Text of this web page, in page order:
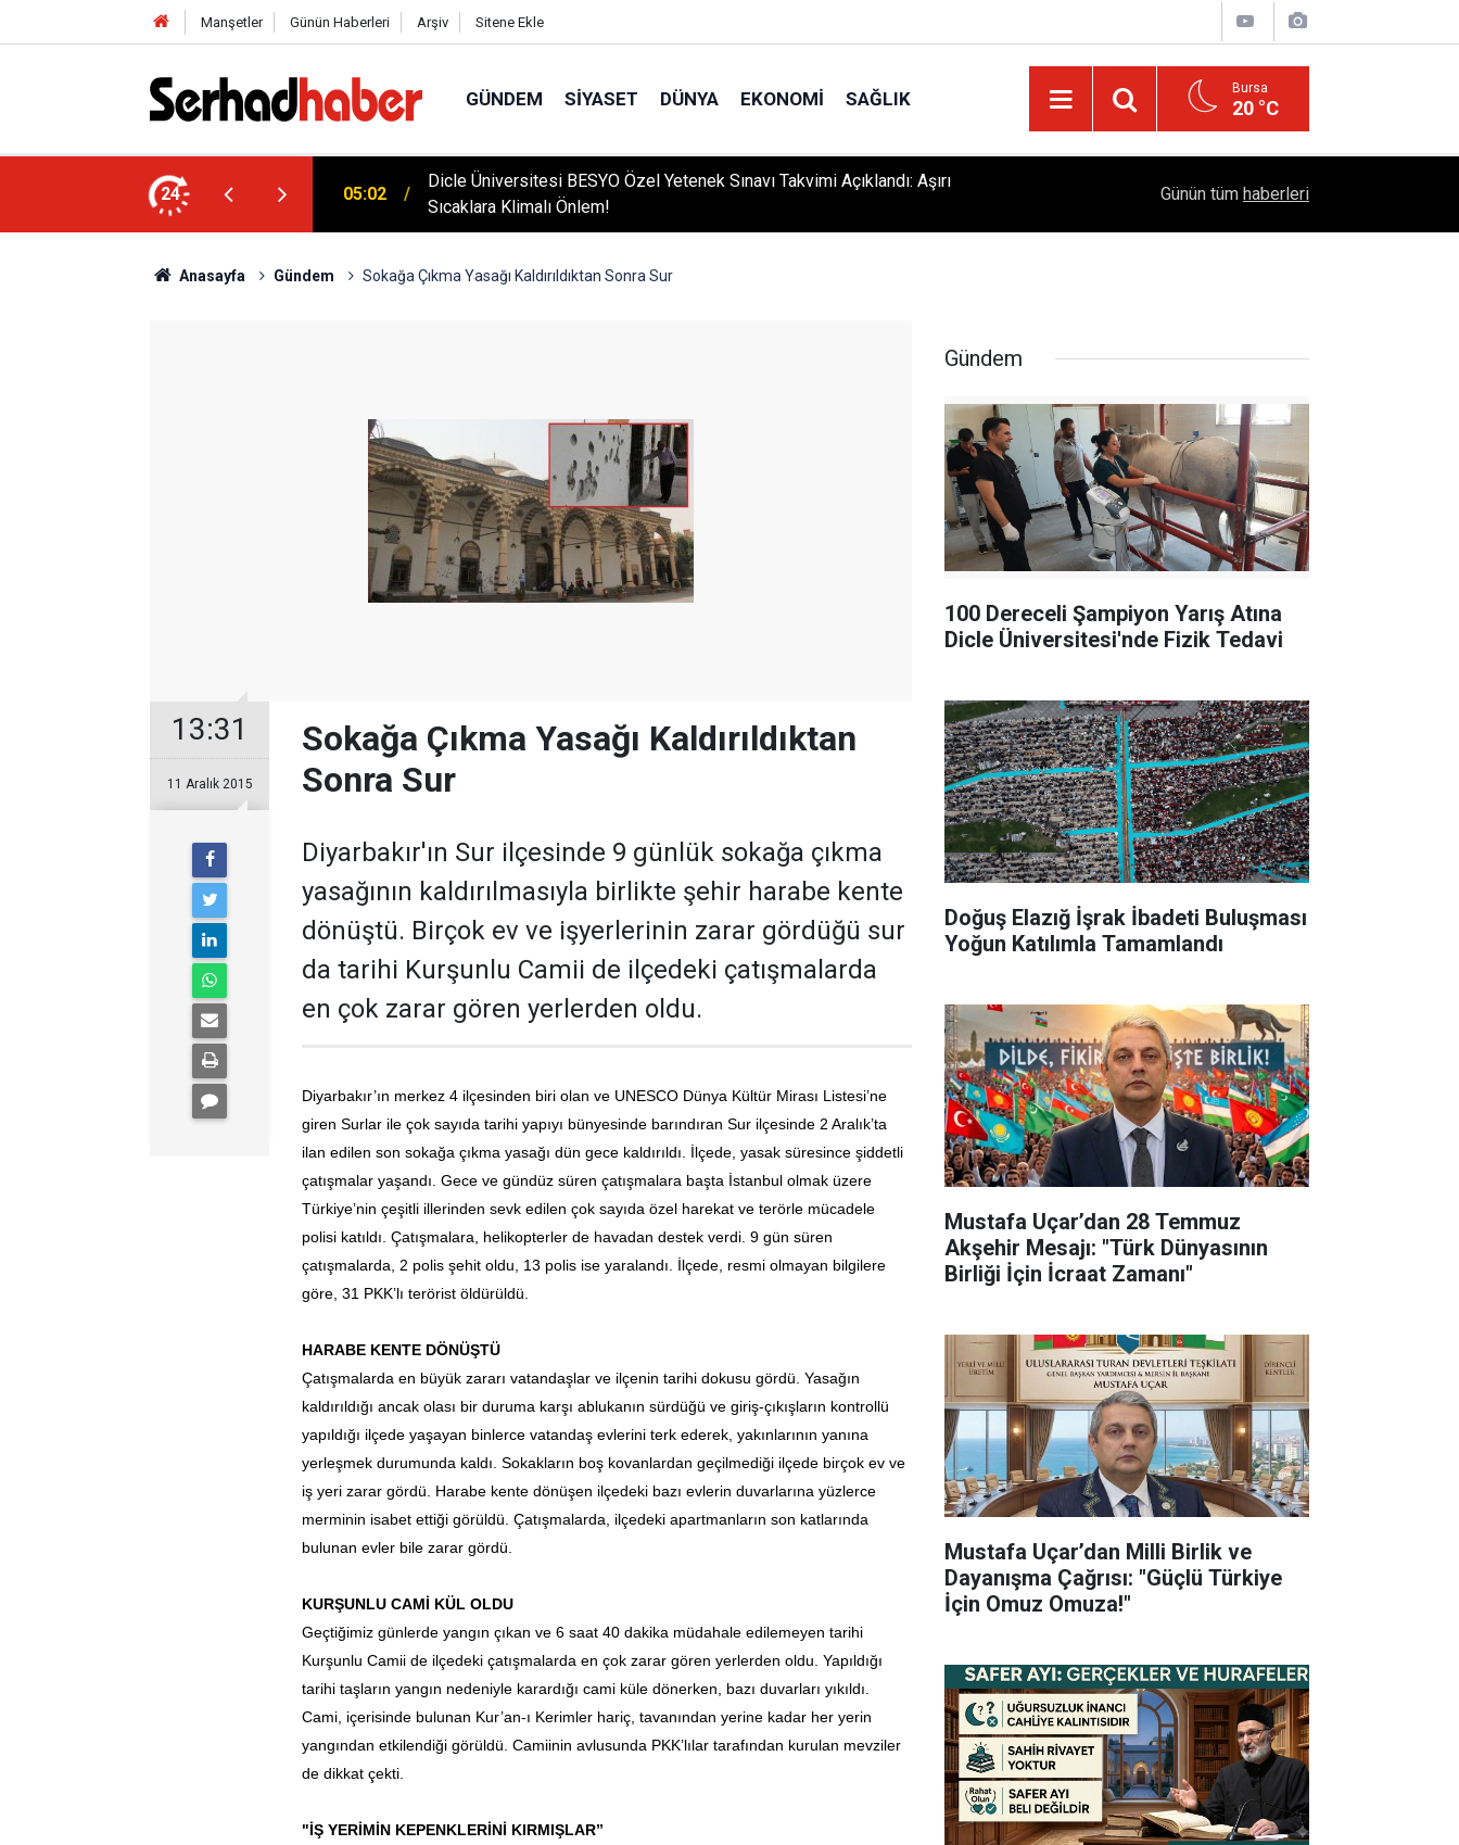
Manşetler Günün Haberleri Arşiv Sitene Ekle
GÜNDEM SIYASET DÜNYA EKONOMI SAĞLIK Bursa
20 °C
24
Zirvesine Güçlü Destek: Rektör Prof. Dr.
05:02
Dicle Üniversitesi BESYO Özel Yetenek Sınavı Takvimi Açıklandı: Aşırı
Sıcaklara Klimalı Önlem!
Diyarbakır'da İşçi Kıyımı: 45 Derece Sıcakta
Günün tüm haberleri
Anasayfa Gündem Sokağa Çıkma Yasağı Kaldırıldıktan Sonra Sur
13:31
11 Aralık 2015
Sokağa Çıkma Yasağı Kaldırıldıktan
Sonra Sur
Diyarbakır'ın Sur ilçesinde 9 günlük sokağa çıkma
yasağının kaldırılmasıyla birlikte şehir harabe kente
dönüştü. Birçok ev ve işyerlerinin zarar gördüğü sur
da tarihi Kurşunlu Camii de ilçedeki çatışmalarda
en çok zarar gören yerlerden oldu.
Diyarbakır’ın merkez 4 ilçesinden biri olan ve UNESCO Dünya Kültür Mirası Listesi’ne
giren Surlar ile çok sayıda tarihi yapıyı bünyesinde barındıran Sur ilçesinde 2 Aralık’ta
ilan edilen son sokağa çıkma yasağı dün gece kaldırıldı. İlçede, yasak süresince şiddetli
çatışmalar yaşandı. Gece ve gündüz süren çatışmalara başta İstanbul olmak üzere
Türkiye’nin çeşitli illerinden sevk edilen çok sayıda özel harekat ve terörle mücadele
polisi katıldı. Çatışmalara, helikopterler de havadan destek verdi. 9 gün süren
çatışmalarda, 2 polis şehit oldu, 13 polis ise yaralandı. İlçede, resmi olmayan bilgilere
göre, 31 PKK’lı terörist öldürüldü.
HARABE KENTE DÖNÜŞTÜ
Çatışmalarda en büyük zararı vatandaşlar ve ilçenin tarihi dokusu gördü. Yasağın
kaldırıldığı ancak olası bir duruma karşı ablukanın sürdüğü ve giriş-çıkışların kontrollü
yapıldığı ilçede yaşayan binlerce vatandaş evlerini terk ederek, yakınlarının yanına
yerleşmek durumunda kaldı. Sokakların boş kovanlardan geçilmediği ilçede birçok ev ve
iş yeri zarar gördü. Harabe kente dönüşen ilçedeki bazı evlerin duvarlarına yüzlerce
merminin isabet ettiği görüldü. Çatışmalarda, ilçedeki apartmanların son katlarında
bulunan evler bile zarar gördü.
KURŞUNLU CAMİ KÜL OLDU
Geçtiğimiz günlerde yangın çıkan ve 6 saat 40 dakika müdahale edilemeyen tarihi
Kurşunlu Camii de ilçedeki çatışmalarda en çok zarar gören yerlerden oldu. Yapıldığı
tarihi taşların yangın nedeniyle karardığı cami küle dönerken, bazı duvarları yıkıldı.
Cami, içerisinde bulunan Kur’an-ı Kerimler hariç, tavanından yerine kadar her yerin
yangından etkilendiği görüldü. Camiinin avlusunda PKK’lılar tarafından kurulan mevziler
de dikkat çekti.
"İŞ YERİMİN KEPENKLERİNİ KIRMIŞLAR”
Gündem
100 Dereceli Şampiyon Yarış Atına
Dicle Üniversitesi'nde Fizik Tedavi
Doğuş Elazığ İşrak İbadeti Buluşması
Yoğun Katılımla Tamamlandı
Mustafa Uçar’dan 28 Temmuz
Akşehir Mesajı: "Türk Dünyasının
Birliği İçin İcraat Zamanı"
Mustafa Uçar’dan Milli Birlik ve
Dayanışma Çağrısı: "Güçlü Türkiye
İçin Omuz Omuza!"